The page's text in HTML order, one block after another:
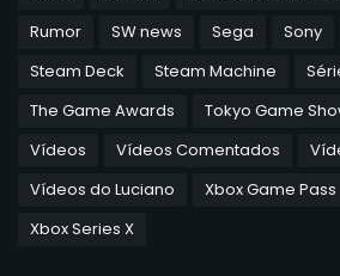
Rumor
SW news Sega Sony
Steam Deck
Steam Machine
The Game Awards
Tokyo Game
Vídeos
Vídeos Comentados
Vídeos do Luciano
Xbox Game Pass
Xbox Series X